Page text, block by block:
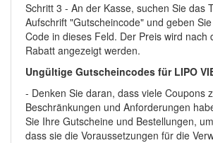
Schritt 3 - An der Kasse, suchen Sie das
Aufschrift "Gutscheincode" und geben
Code in dieses Feld. Der Preis wird nach
Rabatt angezeigt werden.
Ungültige Gutscheincodes für LIPO
- Denken Sie daran, dass viele Coupons
Beschränkungen und Anforderungen
Sie Ihre Gutscheine und Bestellungen,
dass sie die Voraussetzungen für die